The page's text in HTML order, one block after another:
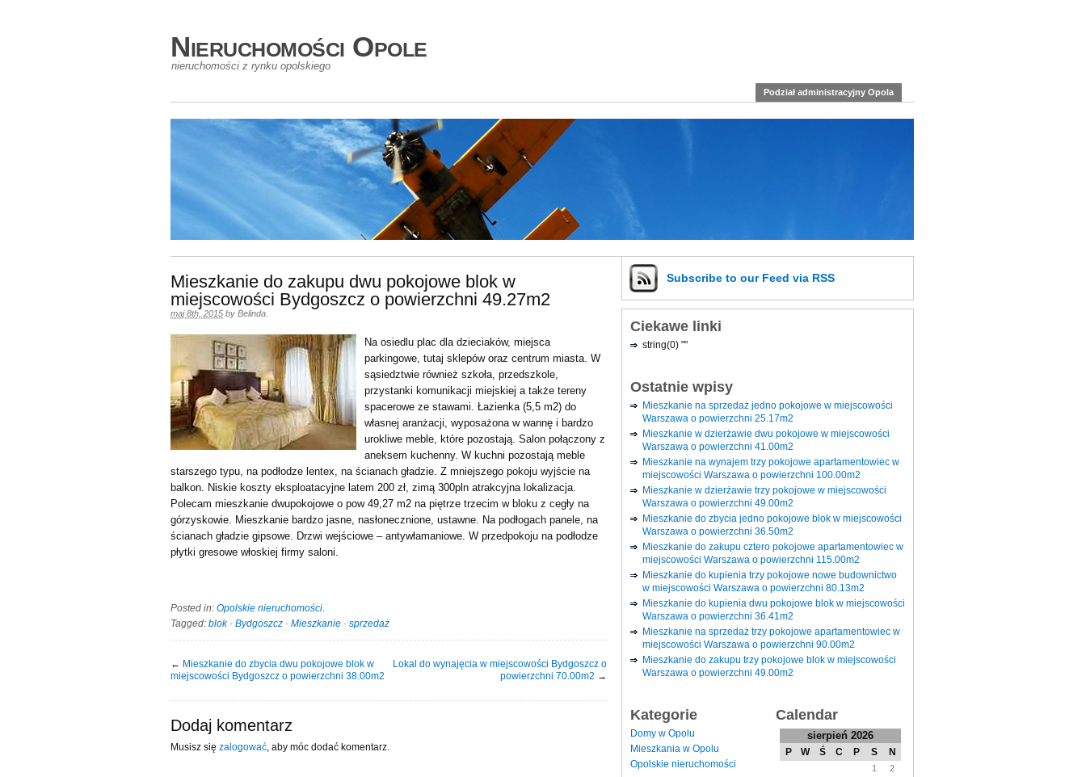
Nieruchomości Opole
nieruchomości z rynku opolskiego
Podział administracyjny Opola
Mieszkanie do zakupu dwu pokojowe blok w
miejscowości Bydgoszcz o powierzchni 49.27m2
maj 8th, 2015 by Belinda
Na osiedlu plac dla dzieciaków, miejsca
parkingowe, tutaj sklepów oraz centrum miasta. W
sąsiedztwie również szkoła, przedszkole,
przystanki komunikacji miejskiej a także tereny
spacerowe ze stawami. Łazienka (5,5 m2) do
własnej aranżacji, wyposażona w wannę i bardzo
urokliwe meble, które pozostają. Salon połączony z
aneksem kuchenny. W kuchni pozostają meble
starszego typu, na podłodze lentex, na ścianach gładzie. Z mniejszego pokoju wyjście na
balkon. Niskie koszty eksploatacyjne latem 200 zł, zimą 300pln atrakcyjna lokalizacja.
Polecam mieszkanie dwupokojowe o pow 49,27 m2 na piętrze trzecim w bloku z cegły na
górzyskowie. Mieszkanie bardzo jasne, nasłonecznione, ustawne. Na podłogach panele, na
ścianach gładzie gipsowe. Drzwi wejściowe – antywłamaniowe. W przedpokoju na podłodze
płytki gresowe włoskiej firmy saloni.
Posted in: Opolskie nieruchomości.
Tagged: blok· Bydgoszcz · Mieszkanie · sprzedaż
← Mieszkanie do zbycia dwu pokojowe blok w
miejscowości Bydgoszcz o powierzchni 38.00m2
Lokal do wynajęcia w miejscowości Bydgoszcz o
powierzchni 70.00m2 →
Dodaj komentarz
Musisz się zalogować , aby móc dodać komentarz.
Subscribe to our Feed via RSS
Ciekawe linki
string(0) ""
Ostatnie wpisy
Mieszkanie na sprzedaż jedno pokojowe w miejscowości
Warszawa o powierzchni 25.17m2
Mieszkanie w dzierżawie dwu pokojowe w miejscowości
Warszawa o powierzchni 41.00m2
Mieszkanie na wynajem trzy pokojowe apartamentowiec w
miejscowości Warszawa o powierzchni 100.00m2
Mieszkanie w dzierżawie trzy pokojowe w miejscowości
Warszawa o powierzchni 49.00m2
Mieszkanie do zbycia jedno pokojowe blok w miejscowości
Warszawa o powierzchni 36.50m2
Mieszkanie do zakupu cztero pokojowe apartamentowiec w
miejscowości Warszawa o powierzchni 115.00m2
Mieszkanie do kupienia trzy pokojowe nowe budownictwo
w miejscowości Warszawa o powierzchni 80.13m2
Mieszkanie do kupienia dwu pokojowe blok w miejscowości
Warszawa o powierzchni 36.41m2
Mieszkanie na sprzedaż trzy pokojowe apartamentowiec w
miejscowości Warszawa o powierzchni 90.00m2
Mieszkanie do zakupu trzy pokojowe blok w miejscowości
Warszawa o powierzchni 49.00m2
Kategorie
Domy w Opolu
Mieszkania w Opolu
Opolskie nieruchomości
Calendar
sierpień 2026
P W Ś C P S N
1
2